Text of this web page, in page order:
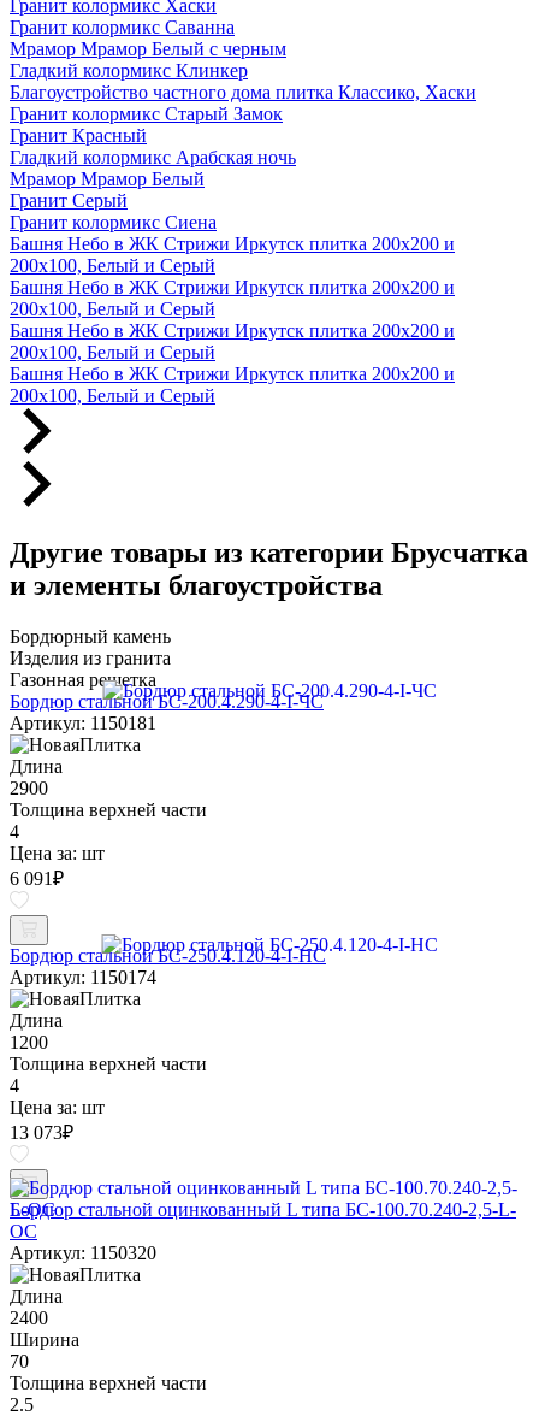
Гранит колормикс Хаски
Гранит колормикс Саванна
Мрамор Мрамор Белый с черным
Гладкий колормикс Клинкер
Благоустройство частного дома плитка Классико, Хаски
Гранит колормикс Старый Замок
Гранит Красный
Гладкий колормикс Арабская ночь
Мрамор Мрамор Белый
Гранит Серый
Гранит колормикс Сиена
Башня Небо в ЖК Стрижи Иркутск плитка 200х200 и
200х100, Белый и Серый
Башня Небо в ЖК Стрижи Иркутск плитка 200х200 и
200х100, Белый и Серый
Башня Небо в ЖК Стрижи Иркутск плитка 200х200 и
200х100, Белый и Серый
Башня Небо в ЖК Стрижи Иркутск плитка 200х200 и
200х100, Белый и Серый
Другие товары из категории Брусчатка
и элементы благоустройства
Бордюрный камень
Изделия из гранита
Газонная решетка
Бордюр стальной БС-200.4.290-4-I-ЧС
Артикул: 1150181
Длина
2900
Толщина верхней части
4
Цена за: шт
6 091₽
Бордюр стальной БС-250.4.120-4-I-НС
Артикул: 1150174
Длина
1200
Толщина верхней части
4
Цена за: шт
13 073₽
Бордюр стальной оцинкованный L типа БС-100.70.240-2,5-L-
ОС
Артикул: 1150320
Длина
2400
Ширина
70
Толщина верхней части
2.5